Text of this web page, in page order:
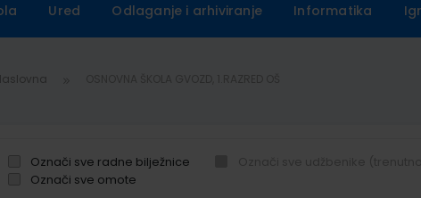
Ured Odlaganje i arhiviranje Informatika
Označi sve radne bilježnice
Označi sve omote